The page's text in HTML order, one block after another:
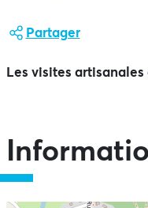
Partager
Les visites